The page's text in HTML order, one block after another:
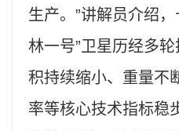
生产。”讲解员介绍
林一号”卫星历经多
积持续缩小、重量不
率等核心技术指标稳